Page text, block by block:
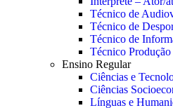
Técnico de
Técnico de
Técnico de
Técnico
Ensino Regular
Ciências e
Ciências
Línguas e